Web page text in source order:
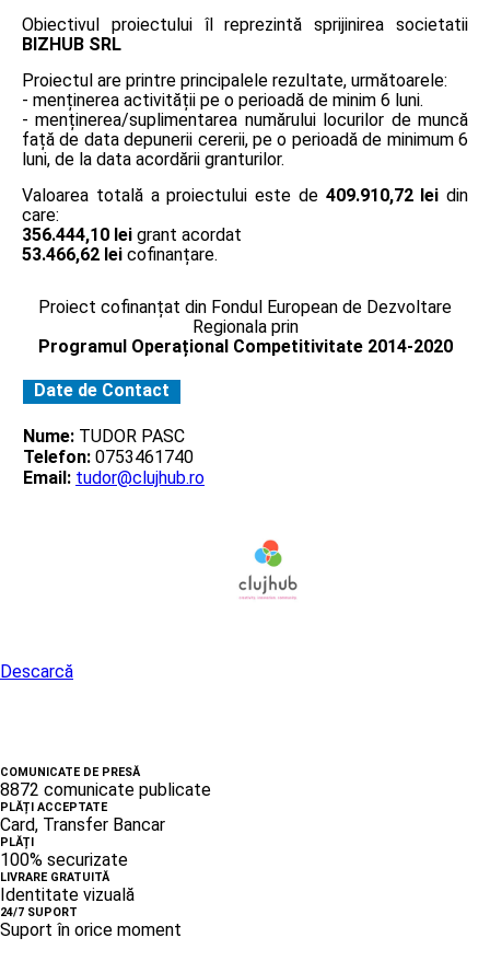
Obiectivul proiectului îl reprezintă sprijinirea societatii
BIZHUB SRL
Proiectul are printre principalele rezultate, următoarele:
- menținerea activității pe o perioadă de minim 6 luni.
- menținerea/suplimentarea numărului locurilor de muncă
față de data depunerii cererii, pe o perioadă de minimum 6
luni, de la data acordării granturilor.
Valoarea totală a proiectului este de 409.910,72 lei din
care:
356.444,10 lei grant acordat
53.466,62 lei cofinanțare.
Proiect cofinanțat din Fondul European de Dezvoltare
Regionala prin
Programul Operațional Competitivitate 2014-2020
Date de Contact
Nume: TUDOR PASC
Telefon: 0753461740
Email: tudor@clujhub.ro
Descarcă
COMUNICATE DE PRESĂ
8872 comunicate publicate
PLĂȚI ACCEPTATE
Card, Transfer Bancar
PLĂȚI
100% securizate
LIVRARE GRATUITĂ
Identitate vizuală
24/7 SUPORT
Suport în orice moment